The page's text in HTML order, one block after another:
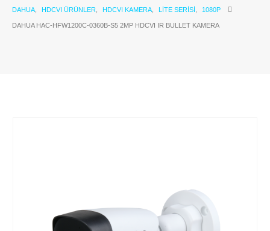
DAHUA HDCVI ÜRÜNLER HDCVI KAMERA LITE SERISI 1080P
DAHUA HAC-HFW1200C-0360B-S5 2MP HDCVI IR BULLET KAMERA